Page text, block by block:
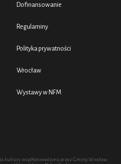
Dofinansowanie
Regulaminy
Polityka prywatności
Wrocław
Wystawy w NFM
kultury współprowadzona przez Gminę Wrocław,